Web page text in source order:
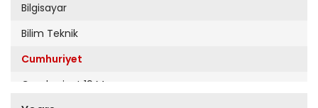
Bilgisayar
Bilim Teknik
Cumhuriyet
Cumhuriyet 19 Mayıs